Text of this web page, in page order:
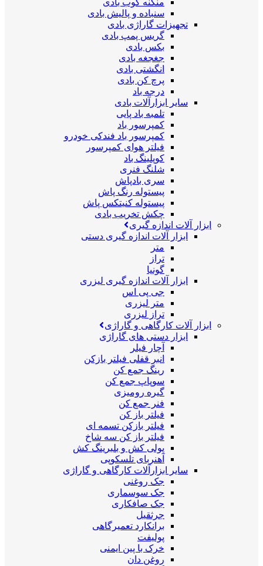
منگنه کوب بادی
سنباده و پالیش بادی
تجهیزات گاراژی بادی
گریس پمپ بادی
بکس بادی
جغجغه بادی
انگشتی بادی
پرچ کن بادی
درجه باد
سایر ابزارآلات بادی
تلمبه باد پایی
کمپرسور باد
کمپرسور باد فندکی خودرو
فیلتر هوای کمپرسور
کوپلینگ باد
شلنگ فنری
سری بادپاش
پیستوله رنگ پاش
پیستوله کنیتکس پاش
چکش تخریب بادی
ابزار آلات اندازه گیری
ابزار آلات اندازه گیری دستی
متر
تراز
گونیا
ابزار آلات اندازه گیری لیزری
جی پی اس
متر لیزری
تراز لیزری
ابزار آلات کارگاهی و گاراژی
ابزار دستی های گاراژی
آچار فیلر
انبر قفلی فیلتر بازکن
رینگ جمع کن
سوپاپ جمع کن
گیره رومیزی
فنر جمع کن
فیلتر باز کن
فیلتر بازکن تسمه ای
فیلتر باز کن سه شاخ
پولی کش و بلبرینگ کش
آهنربای تلسکوپی
سایر ابزارآلات کارگاهی و گاراژی
جک روغنی
جک سوسماری
جک صافکاری
جرثقیل
برانکارد تعمیرگاهی
پولیفت
خرک با پین ایمنی
روغن دان